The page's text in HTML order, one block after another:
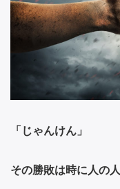
「じゃんけん」
その勝敗は時に人の